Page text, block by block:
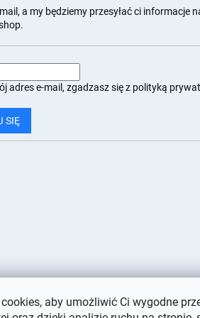
aby umożliwić Ci wygodne
a my będziemy przesyłać ci informacje
adres e-mail, zgadzasz się z polityką
SIĘ